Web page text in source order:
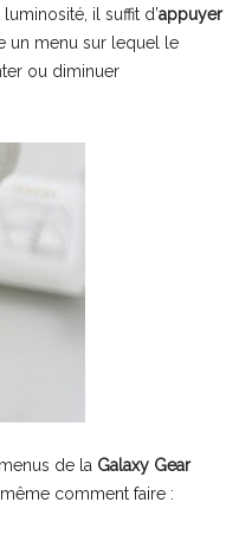
il suffit d’appuyer
un menu sur lequel le
ou diminuer
de la Galaxy Gear
comment faire :